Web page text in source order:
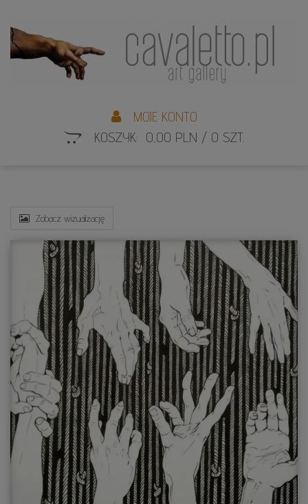
MOJE KONTO
KOSZYK: 0,00 PLN / 0 SZT.
Zobacz wizualizację